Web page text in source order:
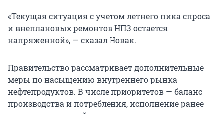
«Текущая ситуация с учетом летнего пика спроса
и внеплановых ремонтов НПЗ остается
напряженной», — сказал Новак.
Правительство рассматривает дополнительные
меры по насыщению внутреннего рынка
нефтепродуктов. В числе приоритетов — баланс
производства и потребления, исполнение ранее